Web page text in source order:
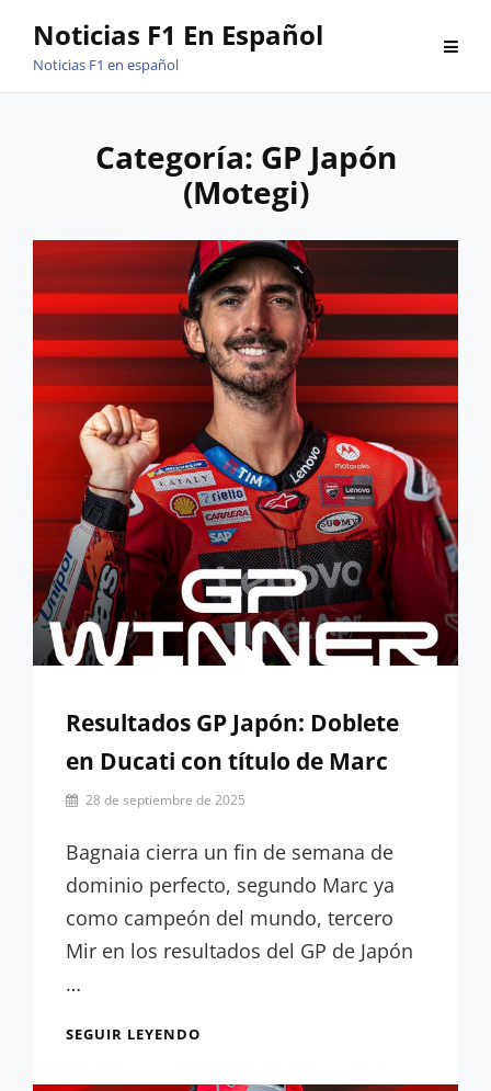
Noticias F1 En Español
Noticias F1 en español
Categoría: GP Japón
(Motegi)
Resultados GP Japón: Doblete
en Ducati con título de Marc
Por
López
28 de septiembre de 2025
Bagnaia cierra un fin de semana de
dominio perfecto, segundo Marc ya
como campeón del mundo, tercero
Mir en los resultados del GP de Japón
…
SEGUIR LEYENDO